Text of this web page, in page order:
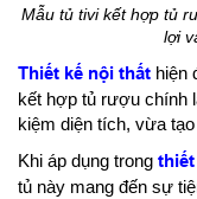
Mẫu tủ tivi kết hợp tủ
lợi
Thiết kế nội thất hiện
kết hợp tủ rượu chính
kiệm diện tích, vừa
Khi áp dụng trong
tủ này mang đến sự